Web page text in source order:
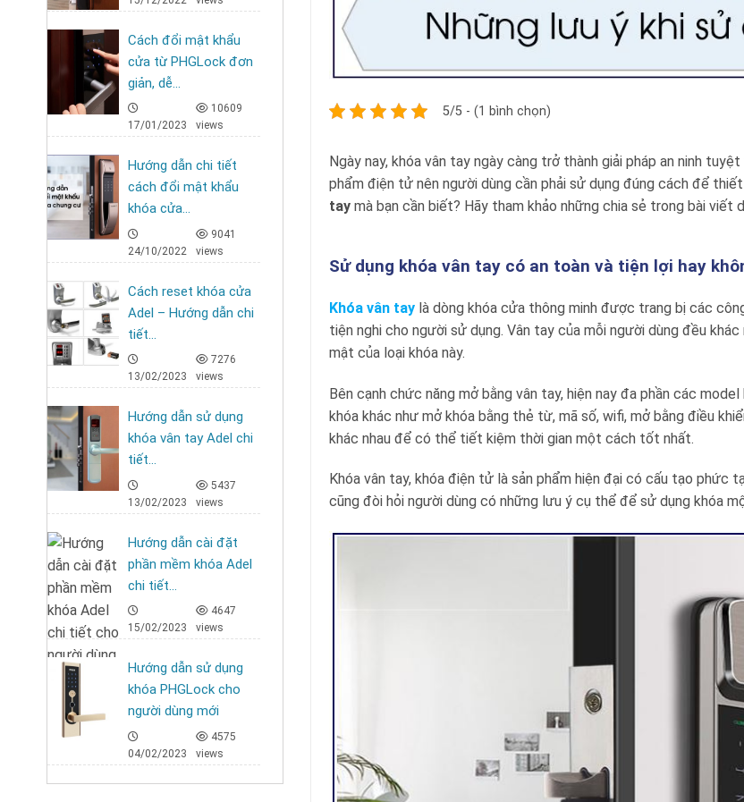
Cách đổi mật khẩu
cửa từ PHGLock đơn
giản, dễ...
17/01/2023
10609
views
Hướng dẫn chi tiết
cách đổi mật khẩu
khóa cửa...
24/10/2022
9041
views
Cách reset khóa cửa
Adel – Hướng dẫn chi
tiết...
13/02/2023
7276
views
Hướng dẫn sử dụng
khóa vân tay Adel chi
tiết...
13/02/2023
5437
views
Hướng dẫn cài đặt
phần mềm khóa Adel
chi tiết...
15/02/2023
4647
views
Hướng dẫn sử dụng
khóa PHGLock cho
người dùng mới
04/02/2023
4575
views
5/5 - (1 bình chọn)
Ngày nay, khóa vân tay ngày càng trở thành giải pháp an ninh
phẩm điện tử nên người dùng cần phải sử dụng đúng cách để
tay mà bạn cần biết? Hãy tham khảo những chia sẻ trong bài viết
Sử dụng khóa vân tay có an toàn và tiện lợi hay
Khóa vân tay là dòng khóa cửa thông minh được trang bị các
tiện nghi cho người sử dụng. Vân tay của mỗi người dùng đều
mật của loại khóa này.
Bên cạnh chức năng mở bằng vân tay, hiện nay đa phần các
khóa khác như mở khóa bằng thẻ từ, mã số, wifi, mở bằng điều
khác nhau để có thể tiết kiệm thời gian một cách tốt nhất.
Khóa vân tay, khóa điện tử là sản phẩm hiện đại có cấu tạo phức
cũng đòi hỏi người dùng có những lưu ý cụ thể để sử dụng khóa